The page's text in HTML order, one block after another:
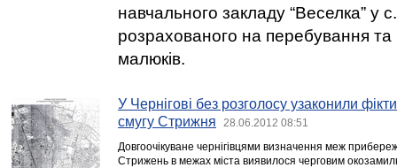
навчального закладу “Веселка” у
розрахованого на перебування
малюків.
У Чернігові без розголосу узаконили
смугу Стрижня
28.06.2012 08:51
Довгоочікуване чернігівцями визначення меж
Стрижень в межах міста виявилося черговим